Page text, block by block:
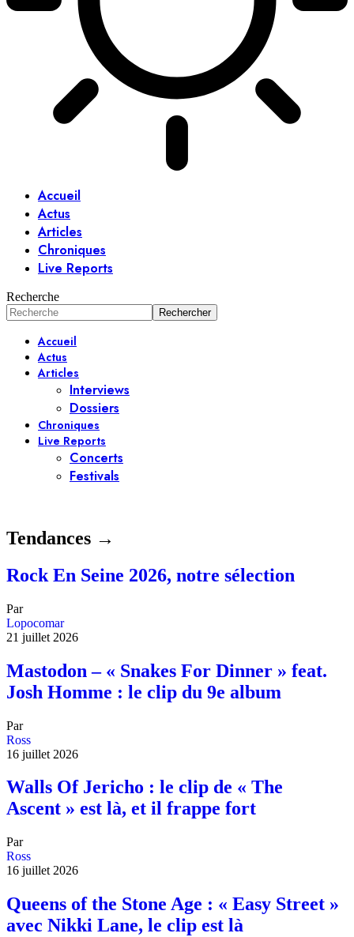
Accueil
Actus
Articles
Chroniques
Live Reports
Recherche
Accueil
Actus
Articles
Interviews
Dossiers
Chroniques
Live Reports
Concerts
Festivals
Tendances →
Rock En Seine 2026, notre sélection
Par
Lopocomar
21 juillet 2026
Mastodon – « Snakes For Dinner » feat.
Josh Homme : le clip du 9e album
Par
Ross
16 juillet 2026
Walls Of Jericho : le clip de « The
Ascent » est là, et il frappe fort
Par
Ross
16 juillet 2026
Queens of the Stone Age : « Easy Street »
avec Nikki Lane, le clip est là